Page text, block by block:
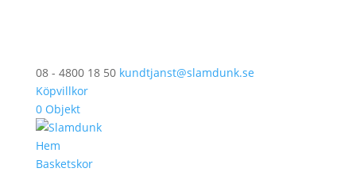
08 - 4800 18 50 kundtjanst@slamdunk.se
Köpvillkor
0 Objekt
Hem
Basketskor